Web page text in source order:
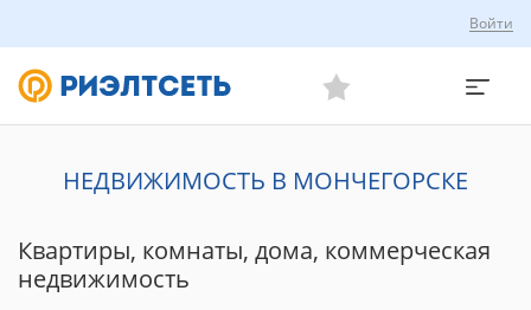
Войти
НЕДВИЖИМОСТЬ В МОНЧЕГОРСКЕ
Квартиры, комнаты, дома, коммерческая
недвижимость